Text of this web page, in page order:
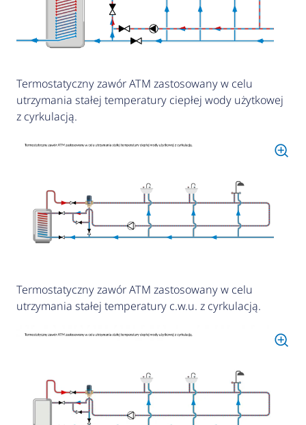
Termostatyczny zawór ATM zastosowany w celu
utrzymania stałej temperatury ciepłej wody użytkowej
z cyrkulacją.
Termostatyczny zawór ATM zastosowany w celu
utrzymania stałej temperatury c.w.u. z cyrkulacją.